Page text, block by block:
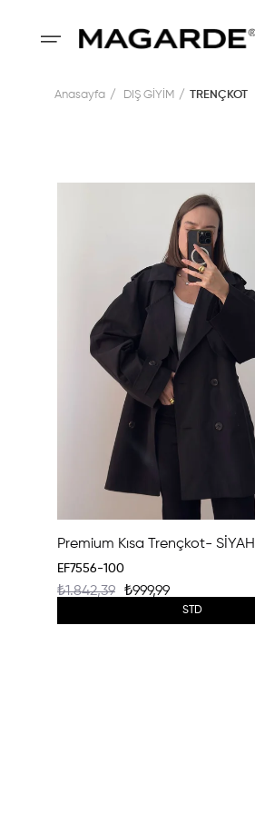
Anasayfa DIŞ GİYİM TRENÇKOT
Premium Kısa Trençkot- SİYAH
EF7556-100
₺999,99
₺1.842,39
STD